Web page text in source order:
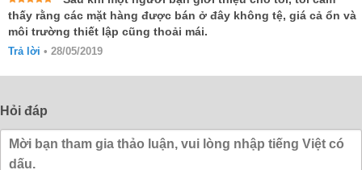
Được xếp
hạng
5
sao
thấy rằng các mặt hàng được bán ở đây không tệ, giá cả ổn và
môi trường thiết lập cũng thoải mái.
Trả lời • 28/05/2019
Hỏi đáp